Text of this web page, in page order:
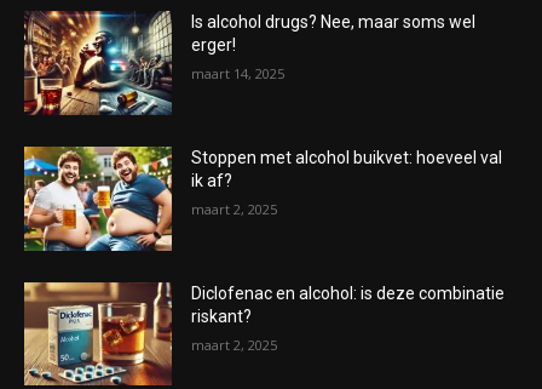
Is alcohol drugs? Nee, maar soms wel
erger!
maart 14, 2025
Stoppen met alcohol buikvet: hoeveel val
ik af?
maart 2, 2025
Diclofenac en alcohol: is deze combinatie
riskant?
maart 2, 2025